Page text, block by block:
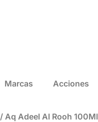
Marcas Acciones
/ Aq Adeel Al Rooh 100Ml